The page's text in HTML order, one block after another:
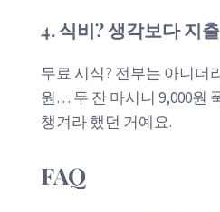
4. 식비? 생각보다 지
무료 시식? 전부는 아니더
원… 두 잔 마시니 9,000원
챙겨라 했던 거예요.
FAQ